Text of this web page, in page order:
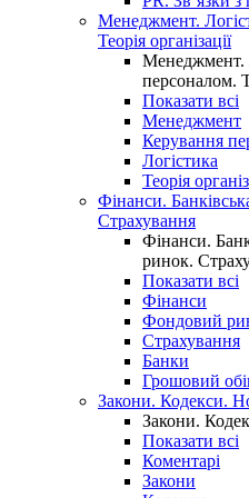
Менеджмент.
Теорія організації
Менеджмент.
персоналом.
Показати всі
Менеджмент
Керування
Логістика
Теорія
Фінанси.
Страхування
Фінанси.
ринок.
Показати всі
Фінанси
Фондовий
Страхування
Банки
Грошовий
Закони. Кодекси.
Закони.
Показати всі
Коментарі
Закони